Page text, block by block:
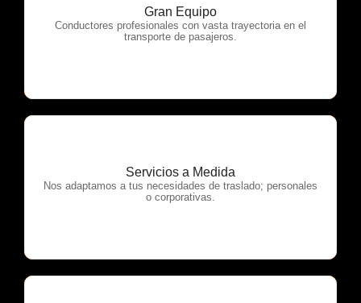
Gran Equipo
Conductores profesionales con vasta trayectoria en el
transporte de pasajeros.
OTP Servicios
Servicios a Medida
Nos adaptamos a tus necesidades de traslado; personales
o corporativas.
OTP Servicios